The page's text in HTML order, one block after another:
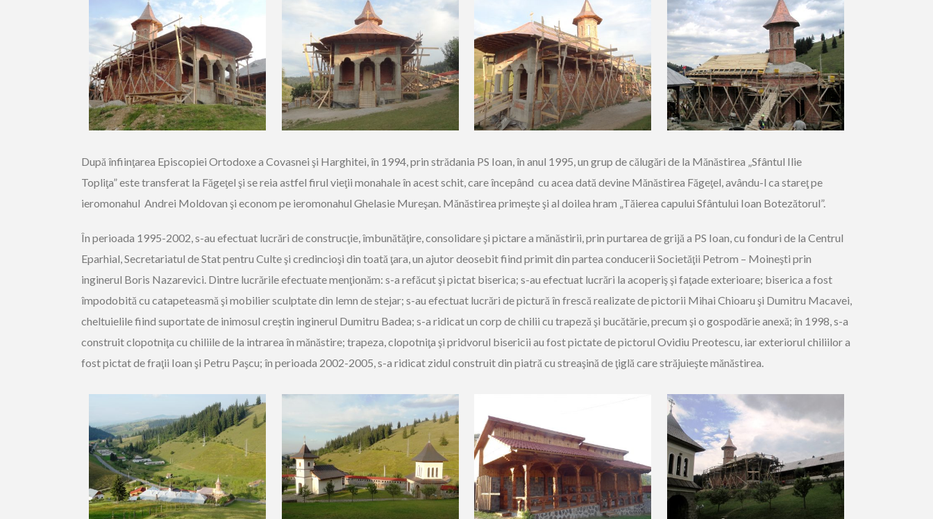
După înfiinţarea Episcopiei Ortodoxe a Covasnei şi Harghitei, în 1994, prin strădania PS Ioan, în anul 1995, un grup de călugări de la Mănăstirea „Sfântul Ilie
Topliţa” este transferat la Făgeţel şi se reia astfel firul vieţii monahale în acest schit, care începând cu acea dată devine Mănăstirea Făgeţel, avându-l ca stareţ pe
ieromonahul Andrei Moldovan şi econom pe ieromonahul Ghelasie Mureşan. Mănăstirea primeşte şi al doilea hram „Tăierea capului Sfântului Ioan Botezătorul”.
În perioada 1995-2002, s-au efectuat lucrări de construcţie, îmbunătăţire, consolidare şi pictare a mănăstirii, prin purtarea de grijă a PS Ioan, cu fonduri de la Centrul
Eparhial, Secretariatul de Stat pentru Culte şi credincioşi din toată ţara, un ajutor deosebit fiind primit din partea conducerii Societăţii Petrom – Moineşti prin
inginerul Boris Nazarevici. Dintre lucrările efectuate menţionăm: s-a refăcut şi pictat biserica; s-au efectuat lucrări la acoperiş şi faţade exterioare; biserica a fost
împodobită cu catapeteasmă şi mobilier sculptate din lemn de stejar; s-au efectuat lucrări de pictură în frescă realizate de pictorii Mihai Chioaru şi Dumitru Macavei,
cheltuielile fiind suportate de inimosul creştin inginerul Dumitru Badea; s-a ridicat un corp de chilii cu trapeză şi bucătărie, precum şi o gospodărie anexă; în 1998, s-a
construit clopotniţa cu chiliile de la intrarea în mănăstire; trapeza, clopotniţa şi pridvorul bisericii au fost pictate de pictorul Ovidiu Preotescu, iar exteriorul chiliilor a
fost pictat de fraţii Ioan şi Petru Paşcu; în perioada 2002-2005, s-a ridicat zidul construit din piatră cu streaşină de ţiglă care străjuieşte mănăstirea.